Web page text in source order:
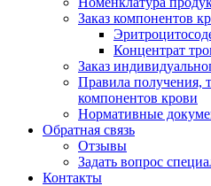
Заказ компонентов
Концентрат
Заказ
Правила получения,
компонентов крови
Нормативные
Обратная связь
Отзывы
Задать вопрос
Контакты